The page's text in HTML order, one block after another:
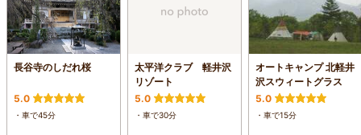
長谷寺のしだれ桜
5.0
・車で45分
太平洋クラブ 軽井沢
リゾート
5.0
・車で30分
オートキャンプ 北軽井
沢スウィートグラス
5.0
・車で15分